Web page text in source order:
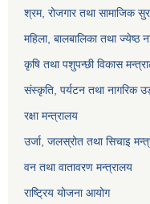
श्रम, रोजगार तथा सामाजिक
महिला, बालबालिका तथा ज्येष्ठ
कृषि तथा पशुपन्छी विकास
संस्कृति, पर्यटन तथा नागरिक
रक्षा मन्त्रालय
उर्जा, जलस्रोत तथा सिचाइ
वन तथा वातावरण मन्त्रालय
राष्ट्रिय योजना आयोग